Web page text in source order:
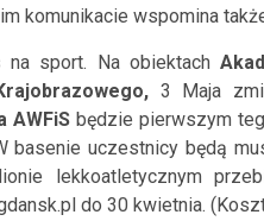
komunikacie wspomina
na sport. Na obiektach
3 Maja
AWFiS będzie pierwszym
basenie uczestnicy będą
lekkoatletycznym
do 30 kwietnia.